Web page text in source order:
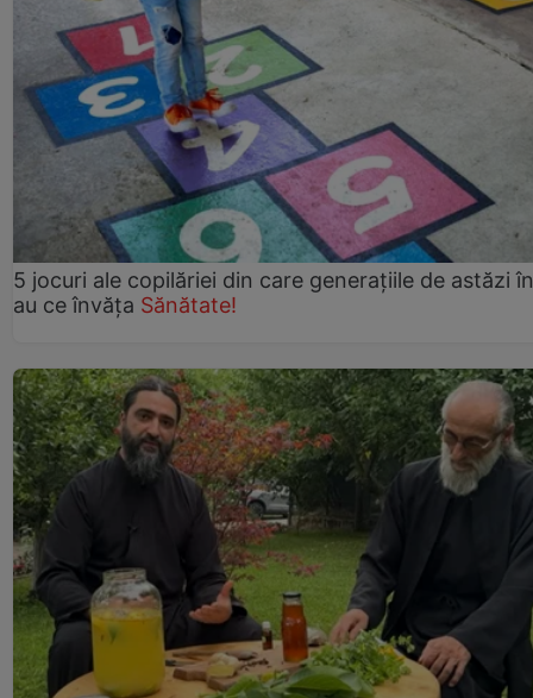
5 jocuri ale copilăriei din care generațiile de astăzi
au ce învăța Sănătate!